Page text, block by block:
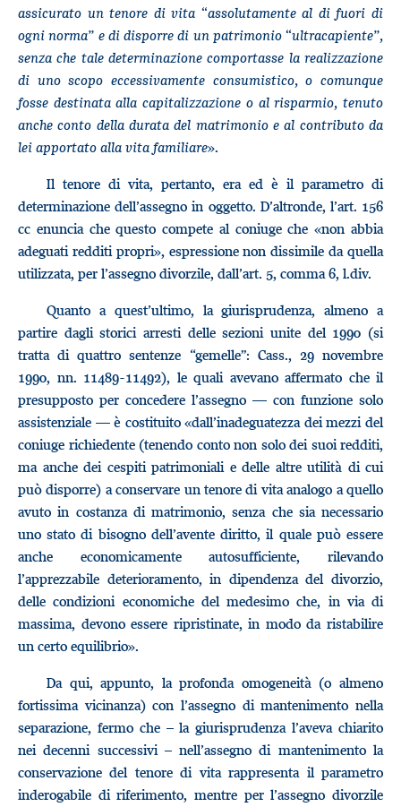
assicurato un tenore di vita “assolutamente al di fuori di
ogni norma” e di disporre di un patrimonio “ultracapiente”,
senza che tale determinazione comportasse la realizzazione
di uno scopo eccessivamente consumistico, o comunque
fosse destinata alla capitalizzazione o al risparmio, tenuto
anche conto della durata del matrimonio e al contributo da
lei apportato alla vita familiare».
Il tenore di vita, pertanto, era ed è il parametro di
determinazione dell’assegno in oggetto. D’altronde, l’art. 156
cc enuncia che questo compete al coniuge che «non abbia
adeguati redditi propri», espressione non dissimile da quella
utilizzata, per l’assegno divorzile, dall’art. 5, comma 6, l.div.
Quanto a quest’ultimo, la giurisprudenza, almeno a
partire dagli storici arresti delle sezioni unite del 1990 (si
tratta di quattro sentenze “gemelle”: Cass., 29 novembre
1990, nn. 11489-11492), le quali avevano affermato che il
presupposto per concedere l’assegno — con funzione solo
assistenziale — è costituito «dall’inadeguatezza dei mezzi del
coniuge richiedente (tenendo conto non solo dei suoi redditi,
ma anche dei cespiti patrimoniali e delle altre utilità di cui
può disporre) a conservare un tenore di vita analogo a quello
avuto in costanza di matrimonio, senza che sia necessario
uno stato di bisogno dell’avente diritto, il quale può essere
anche economicamente autosufficiente, rilevando
l’apprezzabile deterioramento, in dipendenza del divorzio,
delle condizioni economiche del medesimo che, in via di
massima, devono essere ripristinate, in modo da ristabilire
un certo equilibrio».
Da qui, appunto, la profonda omogeneità (o almeno
fortissima vicinanza) con l’assegno di mantenimento nella
separazione, fermo che – la giurisprudenza l’aveva chiarito
nei decenni successivi – nell’assegno di mantenimento la
conservazione del tenore di vita rappresenta il parametro
inderogabile di riferimento, mentre per l’assegno divorzile